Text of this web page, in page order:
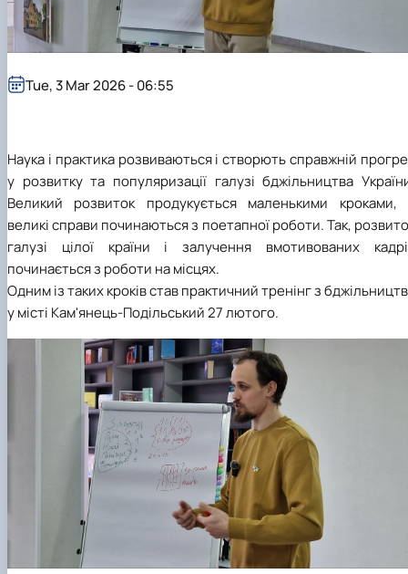
Наука і практика розвиваються і створють справжній
у розвитку та популяризації галузі бджільництва
Великий розвиток продукується маленькими кроками,
великі справи починаються з поетапної роботи. Так,
галузі цілої країни і залучення вмотивованих
починається з роботи на місцях.
Одним із таких кроків став практичний тренінг з
у місті Кам'янець-Подільський 27 лютого.
Tue, 3 Mar 2026 - 06:55